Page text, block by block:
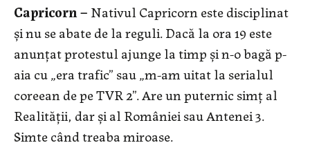
Capricorn – Nativul Capricorn este disciplinat
și nu se abate de la reguli. Dacă la ora 19 este
anunțat protestul ajunge la timp și n-o bagă p-
aia cu „era trafic” sau „m-am uitat la serialul
coreean de pe TVR 2”. Are un puternic simț al
Realității, dar și al României sau Antenei 3.
Simte când treaba miroase.